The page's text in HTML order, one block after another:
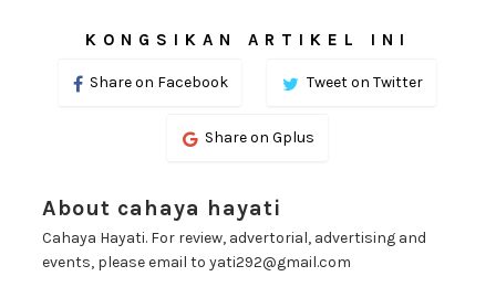
KONGSIKAN ARTIKEL INI
Share on Facebook Tweet on Twitter
Share on Gplus
About cahaya hayati
Cahaya Hayati. For review, advertorial, advertising and
events, please email to yati292@gmail.com